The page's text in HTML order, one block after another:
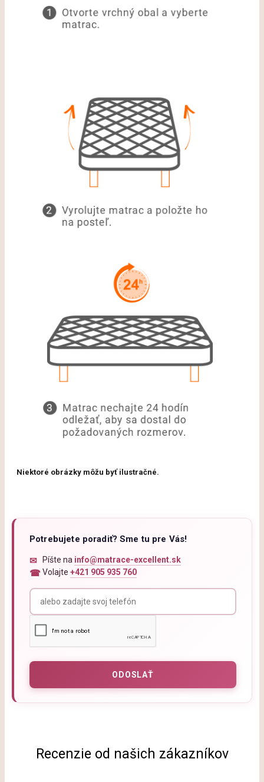
Niektoré obrázky môžu byť ilustračné.
Potrebujete poradiť? Sme tu pre Vás!
Píšte na info@matrace-excellent.sk
Volajte +421 905 935 760
Recenzie od našich zákazníkov